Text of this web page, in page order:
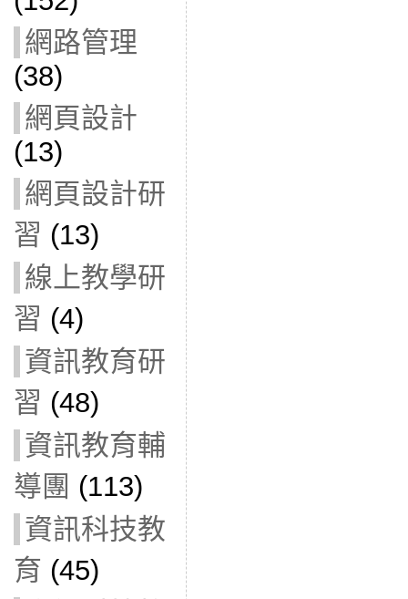
網路管理
(38)
網頁設計
(13)
網頁設計研
習 (13)
線上教學研
習 (4)
資訊教育研
習 (48)
資訊教育輔
導團 (113)
資訊科技教
育 (45)